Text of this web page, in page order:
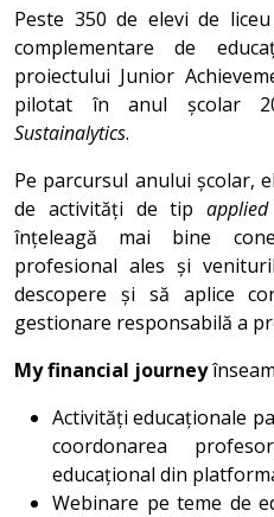
Peste 350 de elevi de
complementare de
proiectului Junior
pilotat în anul școlar
Sustainalytics.
Pe parcursul anului școlar,
de activități de tip
înțeleagă mai bine
profesional ales și
descopere și să aplice
gestionare responsabilă a
My financial journey
Activități educaționale
coordonarea
educațional din
Webinare pe teme de